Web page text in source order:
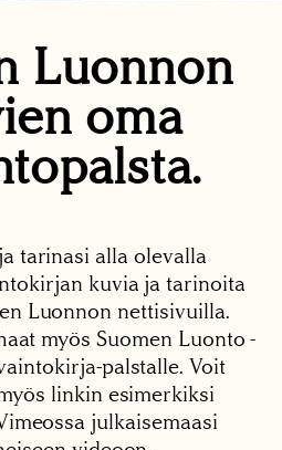
Luonnon
oma
tarinasi alla olevalla
kuvia ja tarinoita
Luonnon nettisivuilla.
myös Suomen Luonto -
palstalle. Voit
linkin esimerkiksi
julkaisemaasi